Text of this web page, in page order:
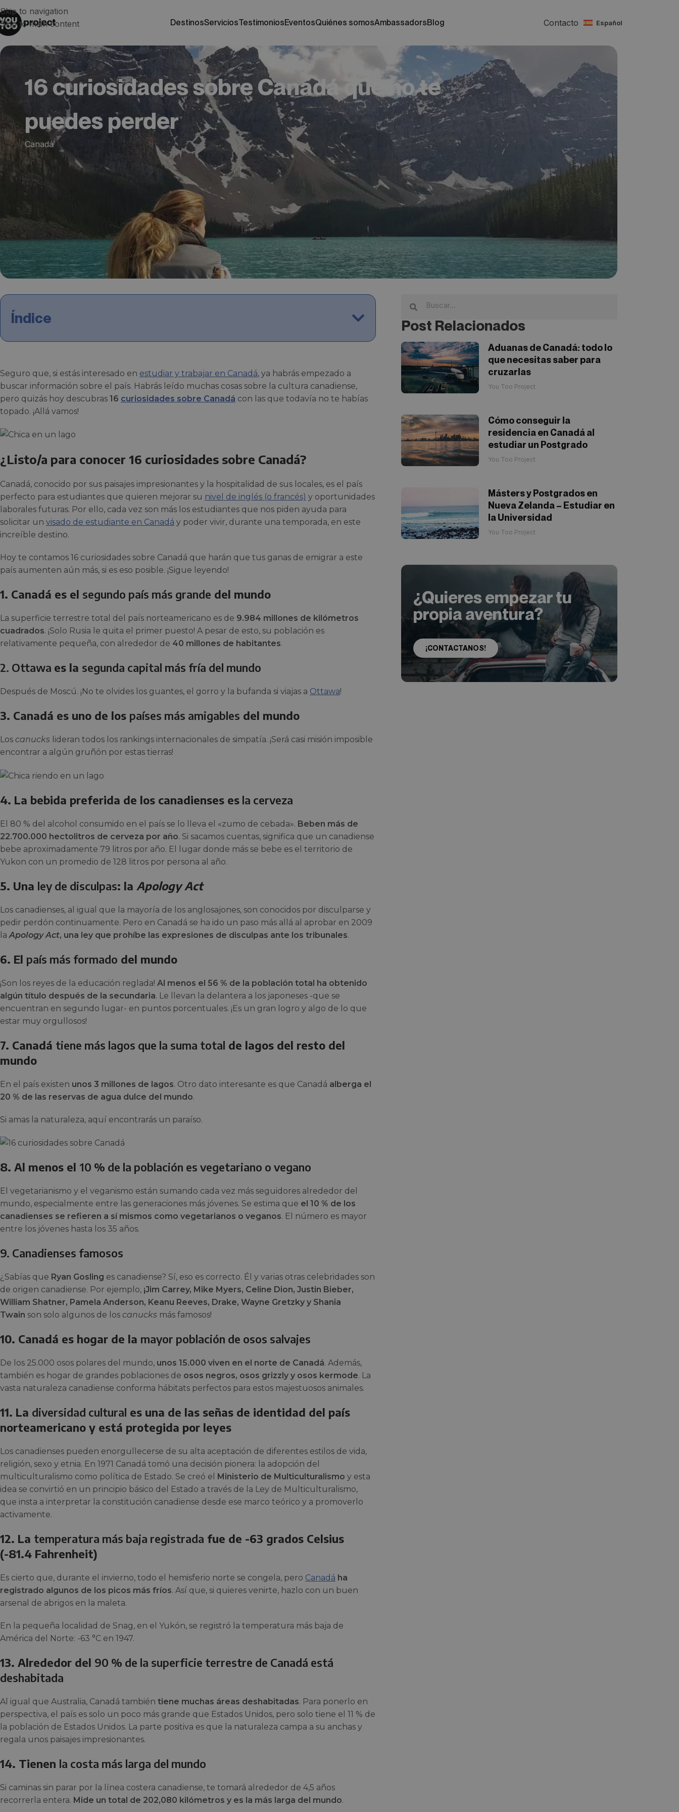
Skip to navigation
Skip to main content
destinos servicios testimonios eventos quiénes somos ambassadors blog Contacto español
16 curiosidades sobre Canadá que no te
puedes perder
Canadá
Índice
Seguro que, si estás interesado en estudiar y trabajar en Canadá, ya habrás empezado a
buscar información sobre el país. Habrás leído muchas cosas sobre la cultura canadiense,
pero quizás hoy descubras 16 curiosidades sobre Canadá con las que todavía no te habías
topado. ¡Allá vamos!
¿Listo/a para conocer 16 curiosidades sobre Canadá?
Canadá, conocido por sus paisajes impresionantes y la hospitalidad de sus locales, es el país
perfecto para estudiantes que quieren mejorar su nivel de inglés (o francés) y oportunidades
laborales futuras. Por ello, cada vez son más los estudiantes que nos piden ayuda para
solicitar un visado de estudiante en Canadá y poder vivir, durante una temporada, en este
increíble destino.
Hoy te contamos 16 curiosidades sobre Canadá que harán que tus ganas de emigrar a este
país aumenten aún más, si es eso posible. ¡Sigue leyendo!
1. Canadá es el segundo país más grande del mundo
La superficie terrestre total del país norteamericano es de 9.984 millones de kilómetros
cuadrados. ¡Solo Rusia le quita el primer puesto! A pesar de esto, su población es
relativamente pequeña, con alrededor de 40 millones de habitantes.
2. Ottawa es la segunda capital más fría del mundo
Después de Moscú. ¡No te olvides los guantes, el gorro y la bufanda si viajas a Ottawa!
3. Canadá es uno de los países más amigables del mundo
Los canucks lideran todos los rankings internacionales de simpatía. ¡Será casi misión imposible
encontrar a algún gruñón por estas tierras!
4. La bebida preferida de los canadienses es la cerveza
El 80 % del alcohol consumido en el país se lo lleva el «zumo de cebada». Beben más de
22.700.000 hectolitros de cerveza por año. Si sacamos cuentas, significa que un canadiense
bebe aproximadamente 79 litros por año. El lugar donde más se bebe es el territorio de
Yukon con un promedio de 128 litros por persona al año.
5. Una ley de disculpas: la Apology Act
Los canadienses, al igual que la mayoría de los anglosajones, son conocidos por disculparse y
pedir perdón continuamente. Pero en Canadá se ha ido un paso más allá al aprobar en 2009
la Apology Act, una ley que prohíbe las expresiones de disculpas ante los tribunales.
6. El país más formado del mundo
¡Son los reyes de la educación reglada! Al menos el 56 % de la población total ha obtenido
algún título después de la secundaria. Le llevan la delantera a los japoneses -que se
encuentran en segundo lugar- en puntos porcentuales. ¡Es un gran logro y algo de lo que
estar muy orgullosos!
7. Canadá tiene más lagos que la suma total de lagos del resto del
mundo
En el país existen unos 3 millones de lagos. Otro dato interesante es que Canadá alberga el
20 % de las reservas de agua dulce del mundo.
Si amas la naturaleza, aquí encontrarás un paraíso.
8. Al menos el 10 % de la población es vegetariano o vegano
El vegetarianismo y el veganismo están sumando cada vez más seguidores alrededor del
mundo, especialmente entre las generaciones más jóvenes. Se estima que el 10 % de los
canadienses se refieren a sí mismos como vegetarianos o veganos. El número es mayor
entre los jóvenes hasta los 35 años.
9. Canadienses famosos
¿Sabías que Ryan Gosling es canadiense? Sí, eso es correcto. Él y varias otras celebridades son
de origen canadiense. Por ejemplo, ¡Jim Carrey, Mike Myers, Celine Dion, Justin Bieber,
William Shatner, Pamela Anderson, Keanu Reeves, Drake, Wayne Gretzky y Shania
Twain son solo algunos de los canucks más famosos!
10. Canadá es hogar de la mayor población de osos salvajes
De los 25.000 osos polares del mundo, unos 15.000 viven en el norte de Canadá. Además,
también es hogar de grandes poblaciones de osos negros, osos grizzly y osos kermode. La
vasta naturaleza canadiense conforma hábitats perfectos para estos majestuosos animales.
11. La diversidad cultural es una de las señas de identidad del país
norteamericano y está protegida por leyes
Los canadienses pueden enorgullecerse de su alta aceptación de diferentes estilos de vida,
religión, sexo y etnia. En 1971 Canadá tomó una decisión pionera: la adopción del
multiculturalismo como política de Estado. Se creó el Ministerio de Multiculturalismo y esta
idea se convirtió en un principio básico del Estado a través de la Ley de Multiculturalismo,
que insta a interpretar la constitución canadiense desde ese marco teórico y a promoverlo
activamente.
12. La temperatura más baja registrada fue de -63 grados Celsius
(-81.4 Fahrenheit)
Es cierto que, durante el invierno, todo el hemisferio norte se congela, pero Canadá ha
registrado algunos de los picos más fríos. Así que, si quieres venirte, hazlo con un buen
arsenal de abrigos en la maleta.
En la pequeña localidad de Snag, en el Yukón, se registró la temperatura más baja de
América del Norte: -63 °C en 1947.
13. Alrededor del 90 % de la superficie terrestre de Canadá está
deshabitada
Al igual que Australia, Canadá también tiene muchas áreas deshabitadas. Para ponerlo en
perspectiva, el país es solo un poco más grande que Estados Unidos, pero solo tiene el 11 % de
la población de Estados Unidos. La parte positiva es que la naturaleza campa a su anchas y
regala unos paisajes impresionantes.
14. Tienen la costa más larga del mundo
Si caminas sin parar por la línea costera canadiense, te tomará alrededor de 4,5 años
recorrerla entera. Mide un total de 202,080 kilómetros y es la más larga del mundo.
Post Relacionados
Aduanas de Canadá: todo lo
que necesitas saber para
cruzarlas
You Too Project
Cómo conseguir la
residencia en Canadá al
estudiar un Postgrado
You Too Project
Másters y Postgrados en
Nueva Zelanda – Estudiar en
la Universidad
You Too Project
¿Quieres empezar tu
propia aventura?
¡CONTACTANOS!